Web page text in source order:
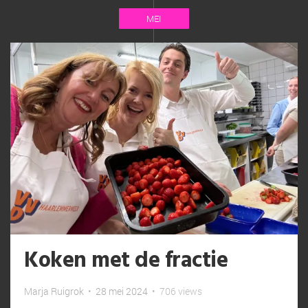
MEI
Koken met de fractie
Marja Ruigrok • 28 mei 2024 • 706 views